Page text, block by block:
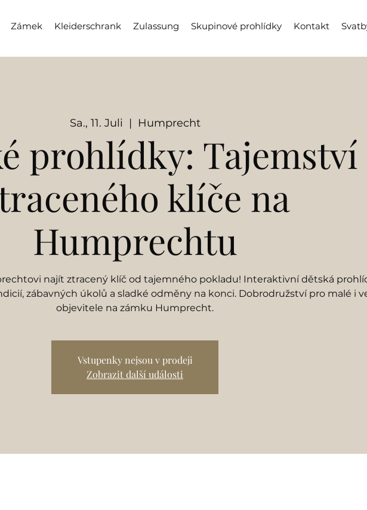
Zámek Kleiderschrank Zulassung Skupinové prohlídky Kontakt
Sa., 11. Juli
  |
Humprecht
prohlídky: Tajemství
klíče na
Humprechtu
najít ztracený klíč od tajemného pokladu! Interaktivní dětská
zábavných úkolů a sladké odměny na konci. Dobrodružství pro malé i
objevitele na zámku Humprecht.
Vstupenky nejsou v prodeji
Zobrazit další události